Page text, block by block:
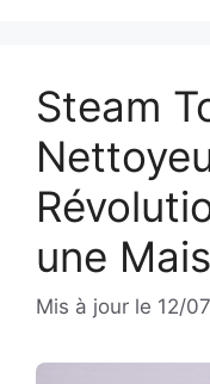
Steam
une
Mis à jour le 12/